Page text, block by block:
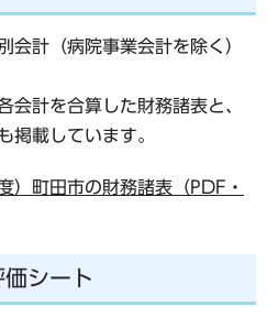
会計（病院事業会計を除く）
会計を合算した財務諸表と、
掲載しています。
町田市の財務諸表（PDF・
シート